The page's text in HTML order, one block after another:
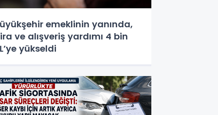
emeklinin yanında,
ve alışveriş yardımı 4 bin
yükseldi